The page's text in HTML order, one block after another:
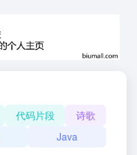
代码片段
诗歌
Java